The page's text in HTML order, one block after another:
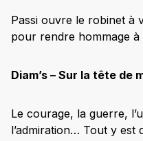
Passi ouvre le robinet à
pour rendre hommage à
Diam’s – Sur la tête de
Le courage, la guerre,
l’admiration… Tout y est